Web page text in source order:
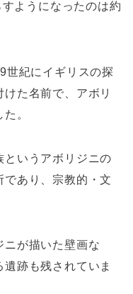
ようになったのは約
紀にイギリスの探
た名前で、アボリ
。
というアボリジニの
あり、宗教的・文
ニが描いた壁画な
跡も残されていま